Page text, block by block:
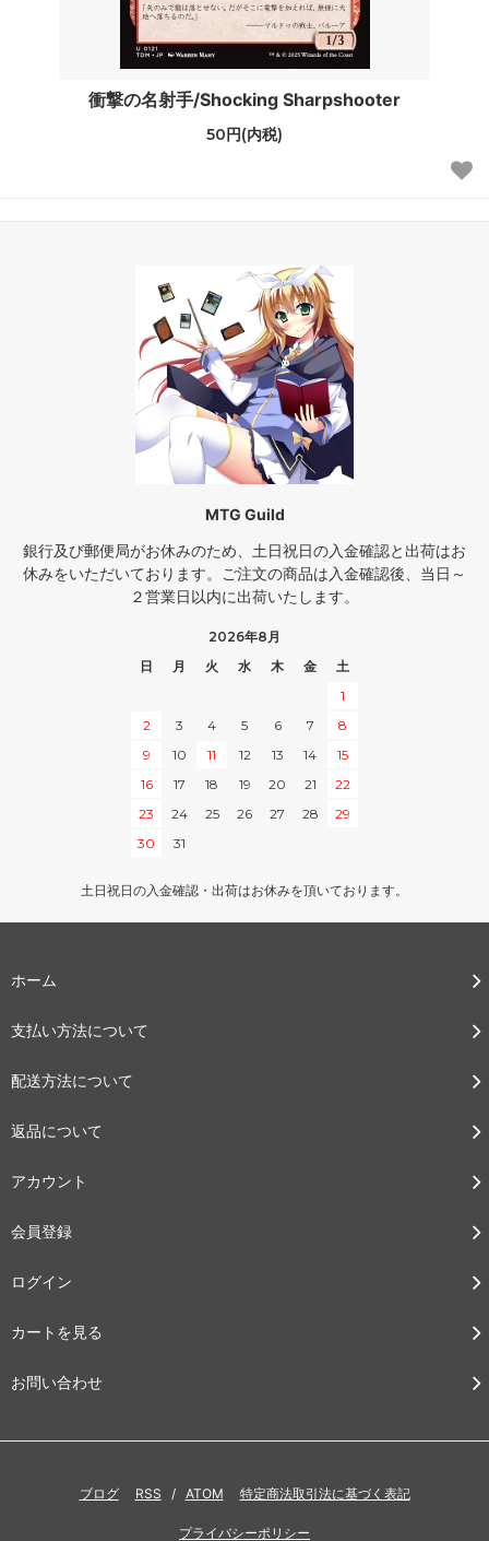
衝撃の名射手/Shocking Sharpshooter
50円(内税)
MTG Guild
銀行及び郵便局がお休みのため、土日祝日の入金確認と出荷はお
休みをいただいております。ご注文の商品は入金確認後、当日～
２営業日以内に出荷いたします。
2026年8月
日
月 火 水 木 金
土
1
2
3 4 5 6 7
8
9
10 11 12 13 14
15
16
17 18 19 20 21
22
23
24 25 26 27 28
29
30
31
土日祝日の入金確認・出荷はお休みを頂いております。
ホーム
支払い方法について
配送方法について
返品について
アカウント
会員登録
ログイン
カートを見る
お問い合わせ
ブログ RSS / ATOM 特定商法取引法に基づく表記
プライバシーポリシー